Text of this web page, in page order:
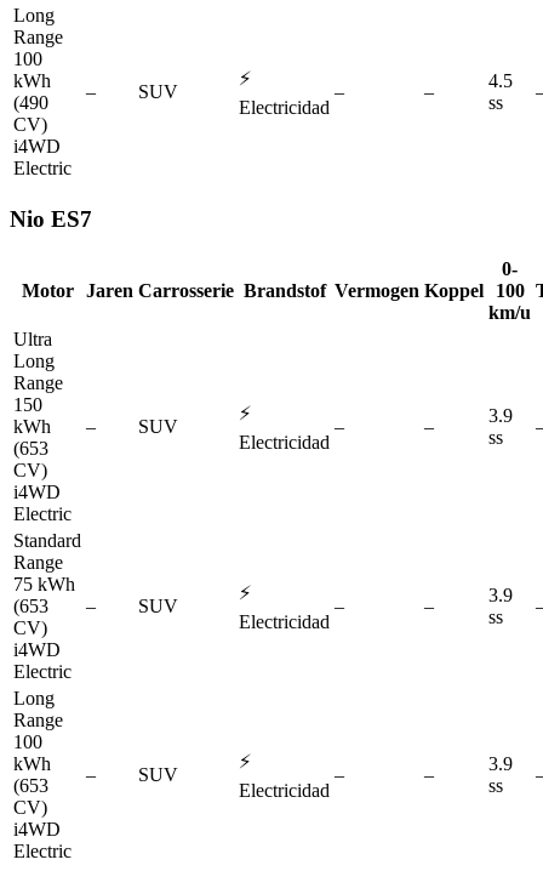
Long
Range
100
kWh
(490
CV)
i4WD
Electric
– SUV
⚡
Electricidad
– –
4.5
ss
Nio ES7
Motor Jaren Carrosserie Brandstof Vermogen Koppel
0-
100
km/u
Ultra
Long
Range
150
kWh
(653
CV)
i4WD
Electric
– SUV
⚡
Electricidad
– –
3.9
ss
Standard
Range
75 kWh
(653
CV)
i4WD
Electric
– SUV
⚡
Electricidad
– –
3.9
ss
Long
Range
100
kWh
(653
CV)
i4WD
Electric
– SUV
⚡
Electricidad
– –
3.9
ss